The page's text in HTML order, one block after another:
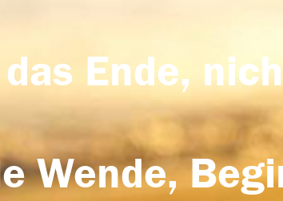
Ende,
Wende,